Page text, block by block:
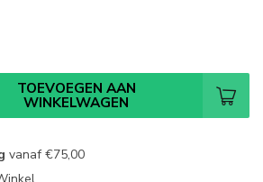
TOEVOEGEN AAN
WINKELWAGEN
vanaf€75,00